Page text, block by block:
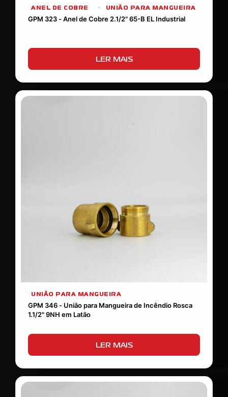
ANEL DE COBRE
UNIÃO PARA MANGUEIRA
GPM 323 - Anel de Cobre 2.1/2" 65-B EL Industrial
LER MAIS
UNIÃO PARA MANGUEIRA
GPM 346 - União para Mangueira de Incêndio Rosca
1.1/2" 9NH em Latão
LER MAIS